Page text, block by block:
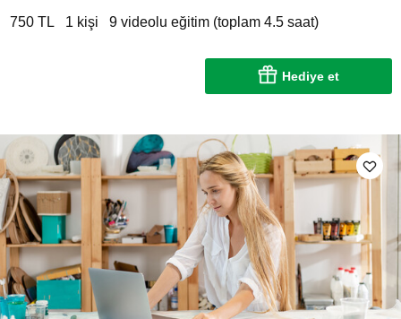
750 TL 1 kişi 9 videolu eğitim (toplam 4.5 saat)
Hediye et